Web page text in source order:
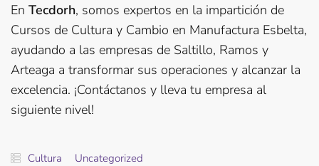
En Tecdorh, somos expertos en la impartición de
Cursos de Cultura y Cambio en Manufactura Esbelta,
ayudando a las empresas de Saltillo, Ramos y
Arteaga a transformar sus operaciones y alcanzar la
excelencia. ¡Contáctanos y lleva tu empresa al
siguiente nivel!
Cultura Uncategorized